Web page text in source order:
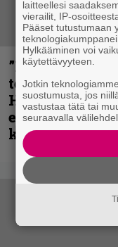
”Metallica on
te haluatte
Hetfield?” –
ensimmäistä
kanssa
laitteellesi
vierailit, IP-
Pääset tutustumaan
Hylkääminen voi
käytettävyyteen.
Jotkin
suostumusta, jos
vastustaa tätä tai
seuraavalla